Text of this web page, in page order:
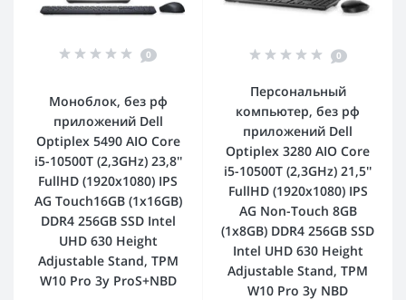
0
Моноблок, без рф
приложений Dell
Optiplex 5490 AIO Core
i5-10500T (2,3GHz) 23,8''
FullHD (1920x1080) IPS
AG Touch16GB (1x16GB)
DDR4 256GB SSD Intel
UHD 630 Height
Adjustable Stand, TPM
W10 Pro 3y ProS+NBD
0
Персональный
компьютер, без рф
приложений Dell
Optiplex 3280 AIO Core
i5-10500T (2,3GHz) 21,5''
FullHD (1920x1080) IPS
AG Non-Touch 8GB
(1x8GB) DDR4 256GB SSD
Intel UHD 630 Height
Adjustable Stand, TPM
W10 Pro 3y NBD